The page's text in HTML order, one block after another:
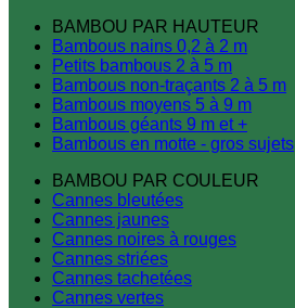
BAMBOU PAR HAUTEUR
Bambous nains 0,2 à 2 m
Petits bambous 2 à 5 m
Bambous non-traçants 2 à 5 m
Bambous moyens 5 à 9 m
Bambous géants 9 m et +
Bambous en motte - gros sujets
BAMBOU PAR COULEUR
Cannes bleutées
Cannes jaunes
Cannes noires à rouges
Cannes striées
Cannes tachetées
Cannes vertes